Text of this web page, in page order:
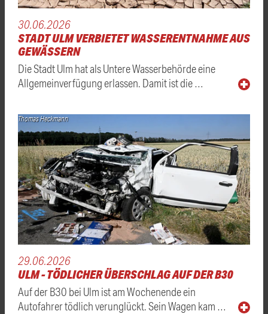
30.06.2026
STADT ULM VERBIETET WASSERENTNAHME AUS
GEWÄSSERN
Die Stadt Ulm hat als Untere Wasserbehörde eine
Allgemeinverfügung erlassen. Damit ist die …
Thomas Heckmann
29.06.2026
ULM - TÖDLICHER ÜBERSCHLAG AUF DER B30
Auf der B30 bei Ulm ist am Wochenende ein
Autofahrer tödlich verunglückt. Sein Wagen kam …